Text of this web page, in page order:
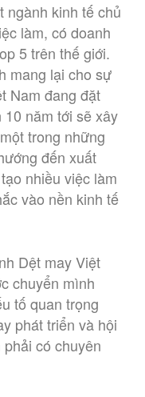
ngành kinh tế chủ
làm, có doanh
5 trên thế giới.
mang lại cho sự
Nam đang đặt
năm tới sẽ xây
trong những
đến xuất
nhiều việc làm
vào nền kinh tế
Dệt may Việt
chuyển mình
tố quan trọng
phát triển và hội
có chuyên